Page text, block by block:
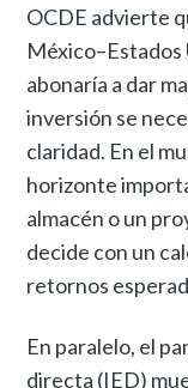
OCDE advierte
México–Estados
abonaría a dar
inversión se
claridad. En el
horizonte
almacén o un
decide con un
retornos
En paralelo, el
directa (IED)